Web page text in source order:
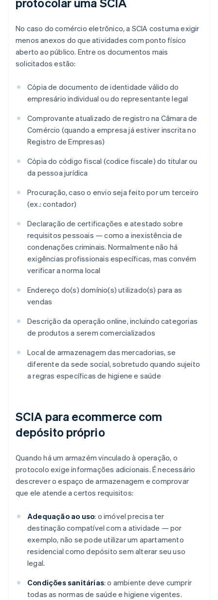
No caso do comércio eletrônico, a SCIA costuma exigir
menos anexos do que atividades com ponto físico
aberto ao público. Entre os documentos mais
solicitados estão:
Cópia de documento de identidade válido do
empresário individual ou do representante legal
Comprovante atualizado de registro na Câmara de
Comércio (quando a empresa já estiver inscrita no
Registro de Empresas)
Cópia do código fiscal (codice fiscale) do titular ou
da pessoa jurídica
Procuração, caso o envio seja feito por um terceiro
(ex.: contador)
Declaração de certificações e atestado sobre
requisitos pessoais — como a inexistência de
condenações criminais. Normalmente não há
exigências profissionais específicas, mas convém
verificar a norma local
Endereço do(s) domínio(s) utilizado(s) para as
vendas
Descrição da operação online, incluindo categorias
de produtos a serem comercializados
Local de armazenagem das mercadorias, se
diferente da sede social, sobretudo quando sujeito
a regras específicas de higiene e saúde
SCIA para ecommerce com
depósito próprio
Quando há um armazém vinculado à operação, o
protocolo exige informações adicionais. É necessário
descrever o espaço de armazenagem e comprovar
que ele atende a certos requisitos:
Adequação ao uso: o imóvel precisa ter
destinação compatível com a atividade — por
exemplo, não se pode utilizar um apartamento
residencial como depósito sem alterar seu uso
legal.
Condições sanitárias: o ambiente deve cumprir
todas as normas de saúde e higiene vigentes.